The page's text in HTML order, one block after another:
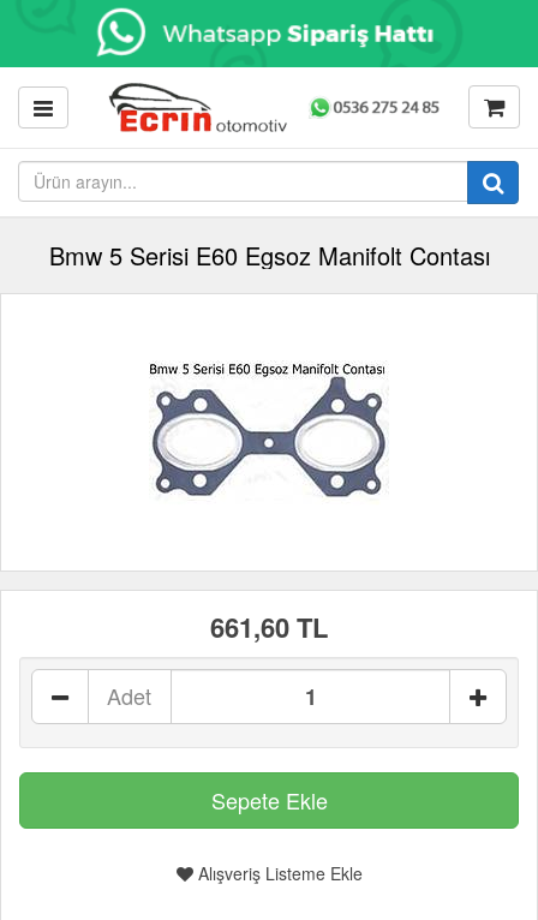
Bmw 5 Serisi E60 Egsoz Manifolt Contası
661,60 TL
Adet
Alışveriş Listeme Ekle